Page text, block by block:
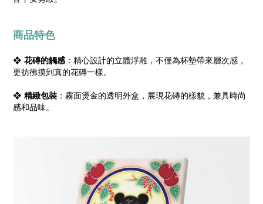
商品特色
❖ 花磚的觸感 ：精心設計的立體浮雕，不僅為杯墊帶來層次感，
更彷彿摸到真的花磚一樣。
❖ 精緻包裝 ：霧面燙金的透明外盒，展現花磚的樣貌，兼具時尚
感和品味。